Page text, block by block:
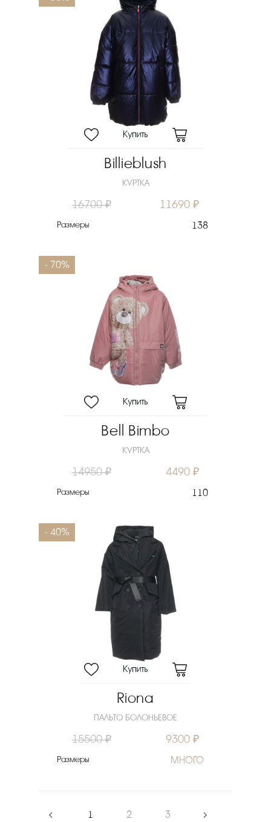
Billieblush
КУРТКА
16700 ₽ 11690 ₽
Размеры 138
- 70%
Bell Bimbo
КУРТКА
14950 ₽ 4490 ₽
Размеры 110
- 40%
Riona
ПАЛЬТО БОЛОНЬЕВОЕ
15500 ₽ 9300 ₽
Размеры МНОГО
‹ 1 2 3 ›